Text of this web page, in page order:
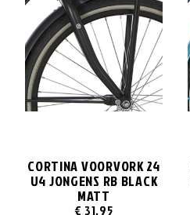
CORTINA VOORVORK 24
U4 JONGENS RB BLACK
MATT
€ 31,95